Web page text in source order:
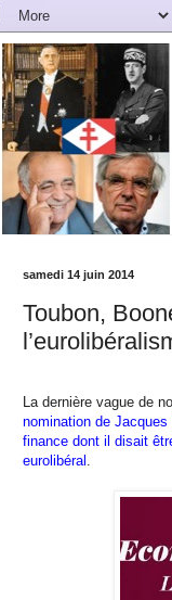
samedi 14 juin 2014
Toubon,
La dernière vague de
nomination de Jacques
finance dont il disait
eurolibéral